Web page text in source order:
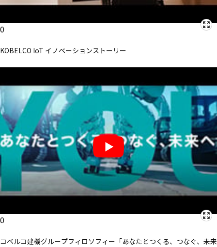
0
KOBELCO IoT イノベーションストーリー
0
コベルコ建機グループフィロソフィー「あなたとつくる、つなぐ、未来